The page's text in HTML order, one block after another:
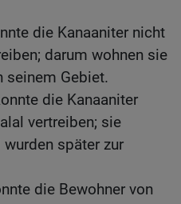
die Kanaaniter nicht
darum wohnen sie
seinem Gebiet.
die Kanaaniter
vertreiben; sie
später zur
die Bewohner von